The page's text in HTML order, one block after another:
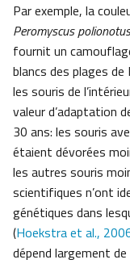
Par exemple, la
Peromyscus polionotus
fournit un
blancs des plages
les souris de
valeur d’adaptation
30 ans: les souris
étaient dévorées
les autres souris
scientifiques n’ont
génétiques dans
(Hoekstra et al.,
dépend largement